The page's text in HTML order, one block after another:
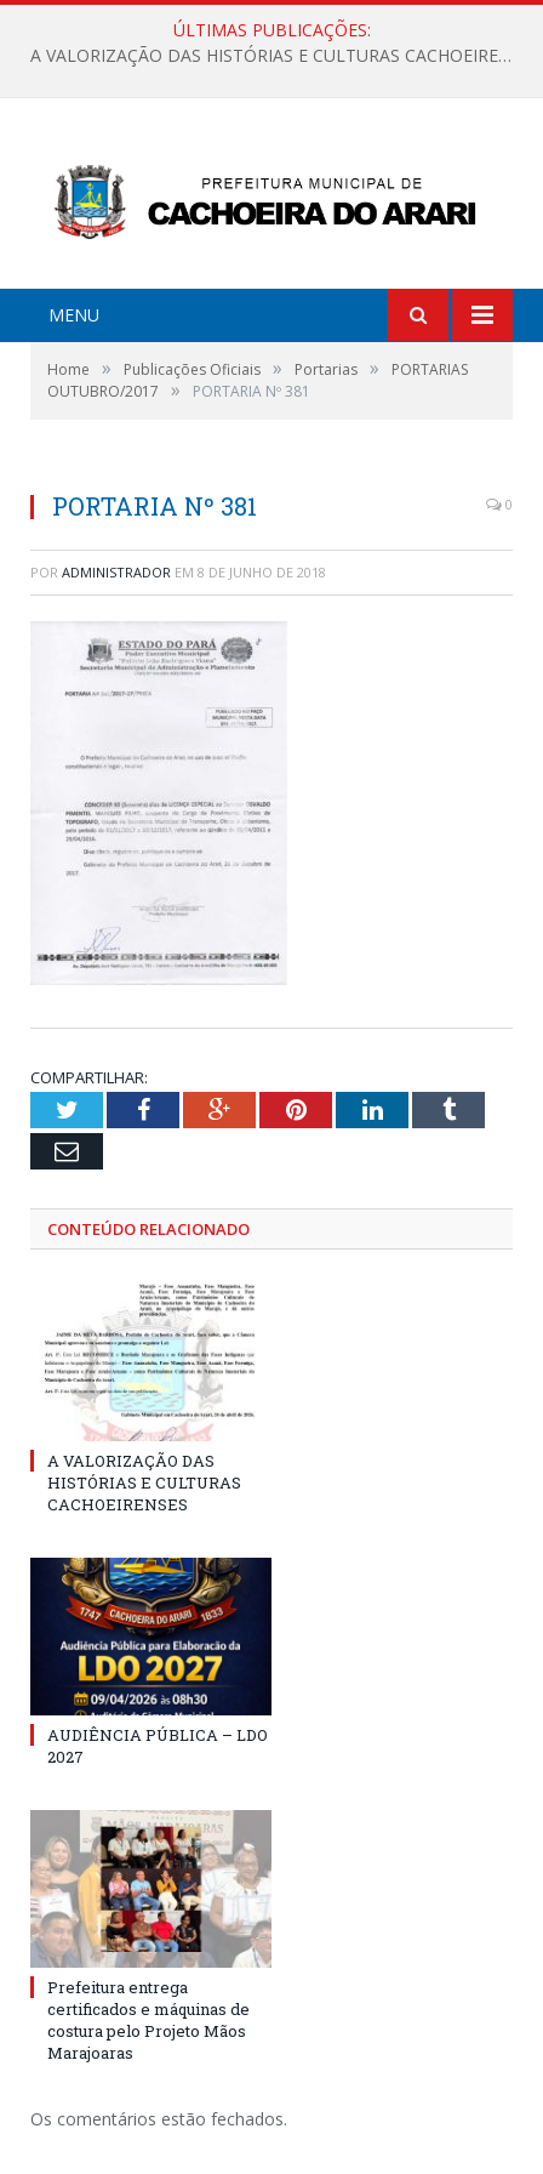
ÚLTIMAS PUBLICAÇÕES:
A VALORIZAÇÃO DAS HISTÓRIAS E CULTURAS CACHOEIRENSES
MENU
Home » Publicações Oficiais » Portarias »
PORTARIAS
OUTUBRO/2017
» PORTARIA Nº 381
PORTARIA Nº 381 0
POR ADMINISTRADOR EM 8 DE JUNHO DE 2018
COMPARTILHAR:
TwitterFacebookGoogle+PinterestLinkedInTumblr
Email
CONTEÚDO RELACIONADO
A VALORIZAÇÃO DAS
HISTÓRIAS E CULTURAS
CACHOEIRENSES
AUDIÊNCIA PÚBLICA – LDO
2027
Prefeitura entrega
certificados e máquinas de
costura pelo Projeto Mãos
Marajoaras
Os comentários estão fechados.